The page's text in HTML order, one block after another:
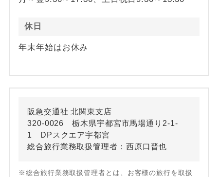
休日
年末年始はお休み
阪急交通社 北関東支店
320-0026 栃木県宇都宮市馬場通り2-1-
1 DPスクエア宇都宮
総合旅行業務取扱管理者：西原口晋也
※総合旅行業務取扱管理者とは、お客様の旅行を取扱